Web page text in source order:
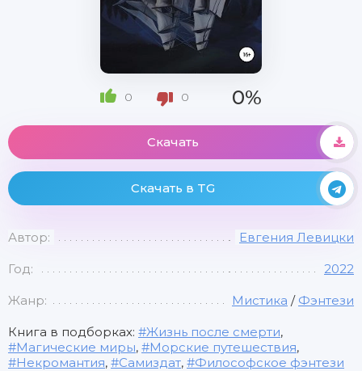
0 0 0%
Скачать
Скачать в TG
Автор: Евгения Левицки
Год: 2022
Жанр: Мистика / Фэнтези
Книга в подборках: Жизнь после смерти,
Магические миры, Морские путешествия,
Некромантия, Самиздат, Философское фэнтези